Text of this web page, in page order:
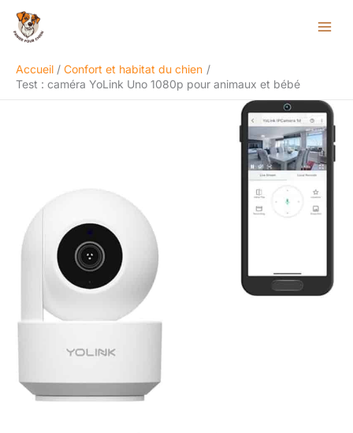
Aller
Accueil
Confort et habitat du chien
Test : caméra YoLink Uno 1080p pour animaux et bébé
Rechercher